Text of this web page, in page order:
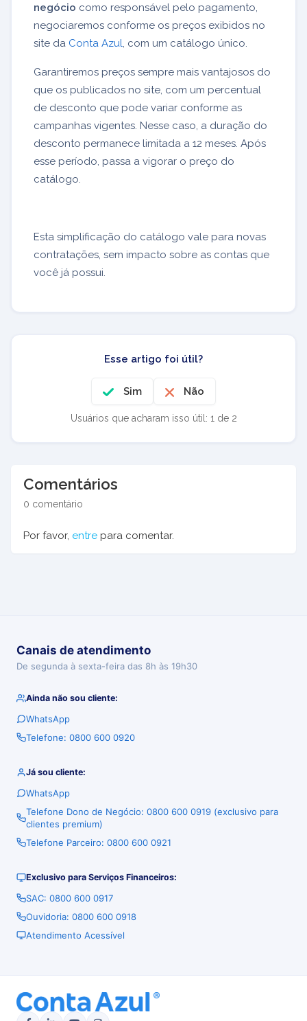
negócio como responsável pelo pagamento,
negociaremos conforme os preços exibidos no
site da Conta Azul, com um catálogo único.
Garantiremos preços sempre mais vantajosos do
que os publicados no site, com um percentual
de desconto que pode variar conforme as
campanhas vigentes. Nesse caso, a duração do
desconto permanece limitada a 12 meses. Após
esse período, passa a vigorar o preço do
catálogo.
Esta simplificação do catálogo vale para novas
contratações, sem impacto sobre as contas que
você já possui.
Esse artigo foi útil?
Sim Não
Usuários que acharam isso útil: 1 de 2
Comentários
0 comentário
Por favor, entre para comentar.
Canais de atendimento
De segunda à sexta-feira das 8h às 19h30
Ainda não sou cliente:
WhatsApp
Telefone: 0800 600 0920
Já sou cliente:
WhatsApp
Telefone Dono de Negócio: 0800 600 0919 (exclusivo para
clientes premium)
Telefone Parceiro: 0800 600 0921
Exclusivo para Serviços Financeiros:
SAC: 0800 600 0917
Ouvidoria: 0800 600 0918
Atendimento Acessível